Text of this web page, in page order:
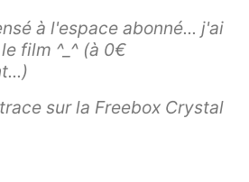
à l'espace abonné... j'ai
film ^_^ (à 0€
sur la Freebox Crystal